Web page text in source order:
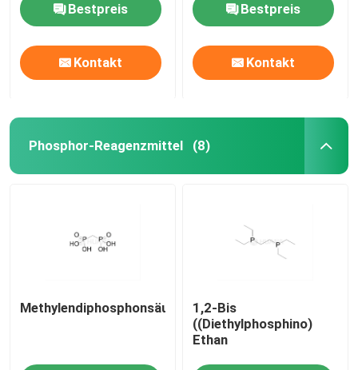
Bestpreis
Kontakt
Bestpreis
Kontakt
Phosphor-Reagenzmittel (8)
Methylendiphosphonsäure
1,2-Bis
((Diethylphosphino)
Ethan